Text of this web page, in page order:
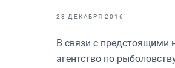
африканская экспедиция
23 ДЕКАБРЯ 2016
В связи с предстоящими
агентство по